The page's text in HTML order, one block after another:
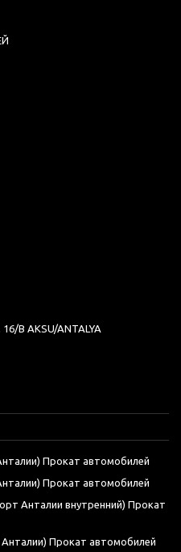
B AKSU/ANTALYA
Прокат автомобилей
Прокат автомобилей
Анталии внутренний) Прокат
Анталии) Прокат автомобилей